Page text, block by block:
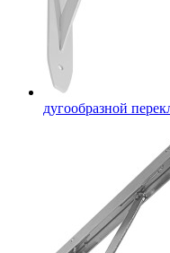
дугообразной